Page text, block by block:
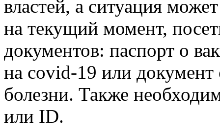
властей, а ситуация
на текущий момент,
документов: паспорт о
на covid-19 или документ
болезни. Также
или ID.